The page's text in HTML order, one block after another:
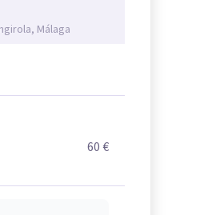
Málaga
60 €